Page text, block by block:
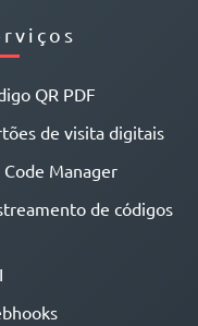
QR PDF
de visita digitais
Code Manager
de códigos